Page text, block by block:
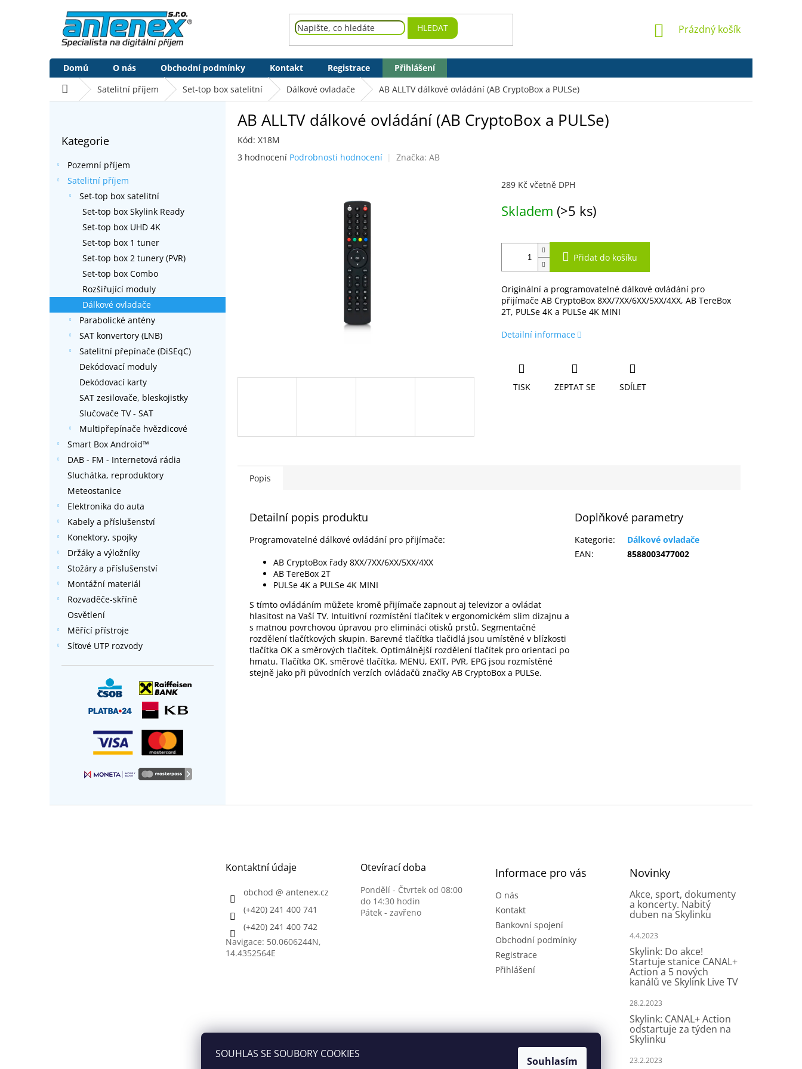
SOUHLAS SE SOUBORY COOKIES
Souhlasím
HLEDAT
NÁKUPNÍ
Prázdný košík
Domů O nás Obchodní podmínky Kontakt Registrace
Přihlášení
Domů Satelitní příjem Set-top box satelitní Dálkové ovladače AB ALLTV dálkové ovládání (AB CryptoBox a PULSe)
kategorie
Kategorie
Pozemní příjem
Satelitní příjem
Set-top box satelitní
Set-top box Skylink Ready
Set-top box UHD 4K
Set-top box 1 tuner
Set-top box 2 tunery (PVR)
Set-top box Combo
Rozšiřující moduly
Dálkové ovladače
Parabolické antény
SAT konvertory (LNB)
Satelitní přepínače (DiSEqC)
Dekódovací moduly
Dekódovací karty
SAT zesilovače, bleskojistky
Slučovače TV - SAT
Multipřepínače hvězdicové
Smart Box Android™
DAB - FM - Internetová rádia
Sluchátka, reproduktory
Meteostanice
Elektronika do auta
Kabely a příslušenství
Konektory, spojky
Držáky a výložníky
Stožáry a příslušenství
Montážní materiál
Rozvaděče-skříně
Osvětlení
Měřící přístroje
Síťové UTP rozvody
AB ALLTV dálkové ovládání (AB CryptoBox a PULSe)
Kód: X18M
Průměrné
3 hodnocení Podrobnosti hodnocení Značka: AB
289 Kč včetně DPH
cena:
Skladem (>5 ks)
Přidat do košíku
Originální a programovatelné dálkové ovládání pro
přijímače AB CryptoBox 8XX/7XX/6XX/5XX/4XX, AB TereBox
2T, PULSe 4K a PULSe 4K MINI
Detailní informace
TISK ZEPTAT SE SDÍLET
Popis
Detailní popis produktu
Programovatelné dálkové ovládání pro přijímače:
AB CryptoBox řady 8XX/7XX/6XX/5XX/4XX
AB TereBox 2T
PULSe 4K a PULSe 4K MINI
S tímto ovládáním můžete kromě přijímače zapnout aj televizor a ovládat
hlasitost na Vaší TV. Intuitivní rozmístění tlačítek v ergonomickém slim dizajnu a
s matnou povrchovou úpravou pro elimináci otisků prstů. Segmentačné
rozdělení tlačítkových skupin. Barevné tlačítka tlačidlá jsou umístěné v blízkosti
tlačítka OK a směrových tlačítek. Optimálnější rozdělení tlačítek pro orientaci po
hmatu. Tlačítka OK, směrové tlačítka, MENU, EXIT, PVR, EPG jsou rozmístěné
stejně jako při původních verzích ovládačů značky AB CryptoBox a PULSe.
Doplňkové parametry
Kategorie:
Dálkové ovladače
EAN: 8588003477002
Kontaktní údaje
obchod @ antenex.cz
(+420) 241 400 741
(+420) 241 400 742
Navigace: 50.0606244N,
14.4352564E
Otevírací doba
Pondělí - Čtvrtek od 08:00
do 14:30 hodin
Pátek - zavřeno
Informace pro vás
O nás
Kontakt
Bankovní spojení
Obchodní podmínky
Registrace
Přihlášení
Novinky
Akce, sport, dokumenty
a koncerty. Nabitý
duben na Skylinku
4.4.2023
Skylink: Do akce!
Startuje stanice CANAL+
Action a 5 nových
kanálů ve Skylink Live TV
28.2.2023
Skylink: CANAL+ Action
odstartuje za týden na
Skylinku
23.2.2023